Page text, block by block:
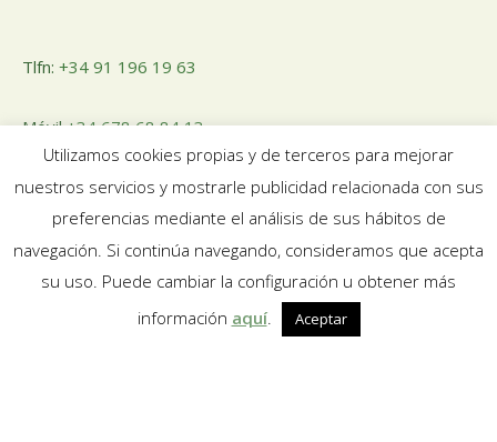
Tlfn: +34 91 196 19 63
Móvil+34 678 68 84 13
Email:pedidosnuosalud@gmail.com
Utilizamos cookies propias y de terceros para mejorar
nuestros servicios y mostrarle publicidad relacionada con sus
preferencias mediante el análisis de sus hábitos de
navegación. Si continúa navegando, consideramos que acepta
su uso. Puede cambiar la configuración u obtener más
información aquí. Aceptar